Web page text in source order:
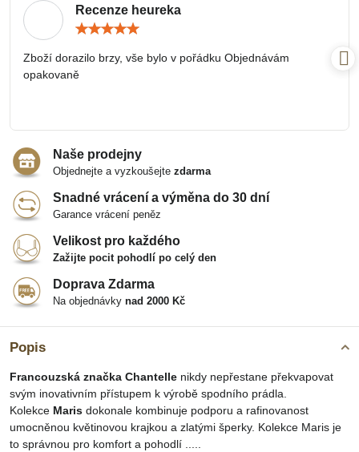
Popis
Francouzská značka Chantelle nikdy nepřestane překvapovat
svým inovativním přístupem k výrobě spodního prádla.
Kolekce Maris dokonale kombinuje podporu a rafinovanost
umocněnou květinovou krajkou a zlatými šperky. Kolekce Maris je
to správnou pro komfort a pohodlí .....
Recenze heureka
5
Zboží dorazilo brzy, vše bylo v pořádku Objednávám
opakovaně
Naše prodejny
Objednejte a vyzkoušejte zdarma
Snadné vrácení a výměna do 30 dní
Garance vrácení peněz
Velikost pro každého
Zažijte pocit pohodlí po celý den
Doprava Zdarma
Na objednávky nad 2000 Kč